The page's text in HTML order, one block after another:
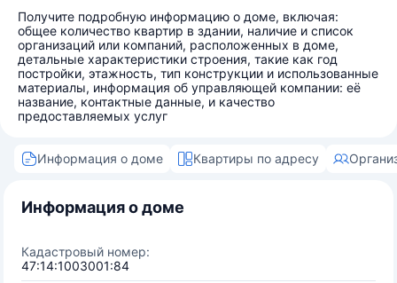
Получите подробную информацию о доме, включая:
общее количество квартир в здании, наличие и список
организаций или компаний, расположенных в доме,
детальные характеристики строения, такие как год
постройки, этажность, тип конструкции и использованные
материалы, информация об управляющей компании: её
название, контактные данные, и качество
предоставляемых услуг
Информация о доме Квартиры по адресу
Информация о доме
Кадастровый номер:
47:14:1003001:84